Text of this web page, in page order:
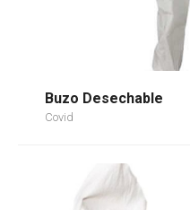
Buzo Desechable
Covid